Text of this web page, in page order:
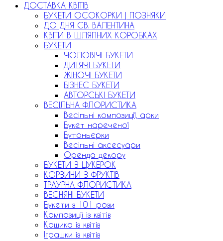
ДОСТАВКА КВІТІВ
БУКЕТИ ОСОКОРКИ | ПОЗНЯКИ
ДО ДНЯ СВ. ВАЛЕНТИНА
КВІТИ В ШЛЯПНИХ КОРОБКАХ
БУКЕТИ
ЧОЛОВІЧІ БУКЕТИ
ДИТЯЧІ БУКЕТИ
ЖІНОЧІ БУКЕТИ
БІЗНЕС БУКЕТИ
АВТОРСЬКІ БУКЕТИ
ВЕСІЛЬНА ФЛОРИСТИКА
Весільні композиції, арки
Букет нареченої
Бутоньєрки
Весільні аксесуари
Оренда декору
БУКЕТИ З ЦУКЕРОК
КОРЗИНИ З ФРУКТІВ
ТРАУРНА ФЛОРИСТИКА
ВЕСНЯНІ БУКЕТИ
Букети з 101 рози
Композиції із квітів
Кошика із квітів
Іграшки із квітів